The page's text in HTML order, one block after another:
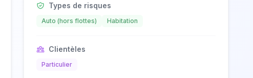
Types de risques
Auto (hors flottes) Habitation
Clientèles
Particulier